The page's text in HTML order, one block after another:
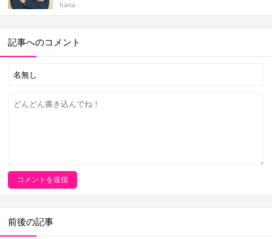
hana
記事へのコメント
前後の記事